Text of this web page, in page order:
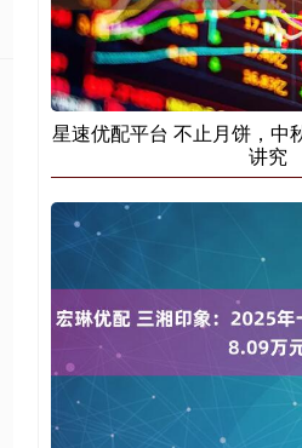
星速优配平台 不止月饼，中
讲究